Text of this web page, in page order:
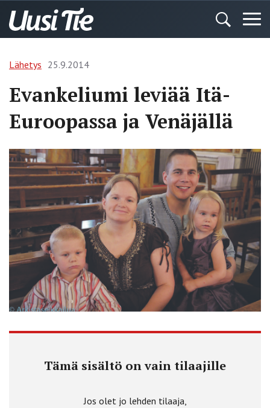
Lähetys 25.9.2014
Evankeliumi leviää Itä-
Euroopassa ja Venäjällä
Tämä sisältö on vain tilaajille
Jos olet jo lehden tilaaja,